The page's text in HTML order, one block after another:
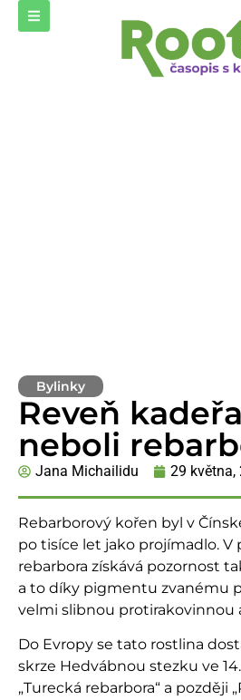
Bylinky
Reveň
neboli
Jana Michailidu 29 května,
Rebarborový kořen byl v
po tisíce let jako projímadlo. V
rebarbora získává pozornost
a to díky pigmentu zvanému
velmi slibnou protirakovinnou
Do Evropy se tato rostlina
skrze Hedvábnou stezku ve
„Turecká rebarbora“ a později